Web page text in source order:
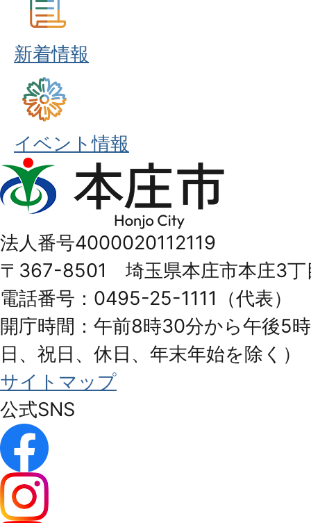
新着情報
イベント情報
本
庄
Honjo
City
法人番号4000020112119
〒367-8501 埼玉県本庄市本庄3丁
電話番号：0495-25-1111（代表）
開庁時間：午前8時30分から午後5
日、祝日、休日、年末年始を除く）
サイトマップ
公式SNS